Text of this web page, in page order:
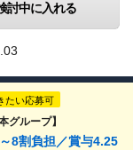
討中に入れる
たい応募可
グループ】
8割負担／賞与4.25